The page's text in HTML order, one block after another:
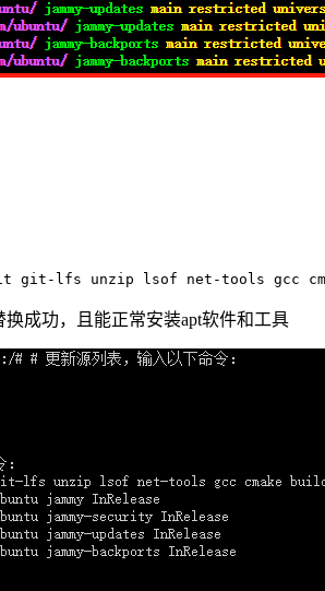
成功，且能正常安装apt软件和工具